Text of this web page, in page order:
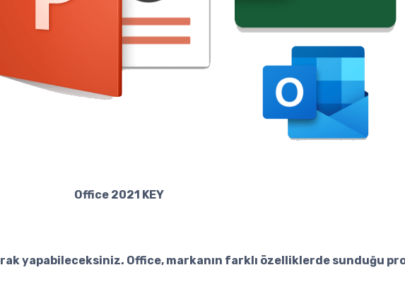
Office 2021 KEY
yapabileceksiniz. Office, markanın farklı özelliklerde sunduğu